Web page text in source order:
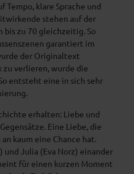
Tempo, klare Sprache und
stehen auf der
bis zu 70 gleichzeitig. So
garantiert im
der Originaltext
zu verlieren, wurde die
entsteht eine in sich sehr
erhalten: Liebe und
Eine Liebe, die
kaum eine Chance hat.
und Julia (Eva Norz) einander
für einen kurzen Moment